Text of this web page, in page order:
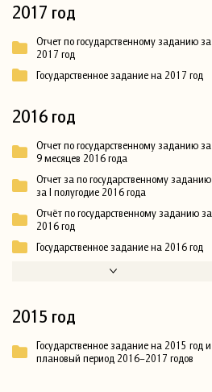
2017 год
Отчет по государственному заданию за
2017 год
Государственное задание на 2017 год
2016 год
Отчет по государственному заданию за
9 месяцев 2016 года
Отчет за по государственному заданию
за I полугодие 2016 года
Отчёт по государственному заданию за
2016 год
Государственное задание на 2016 год
2015 год
Государственное задание на 2015 год и
плановый период 2016–2017 годов